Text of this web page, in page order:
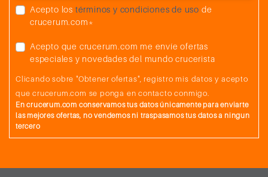
Acepto los términos y condiciones de uso de
crucerum.com*
Acepto que crucerum.com me envíe ofertas
especiales y novedades del mundo crucerista
Clicando sobre "Obtener ofertas", registro mis datos y acepto
que crucerum.com se ponga en contacto conmigo.
En crucerum.com conservamos tus datos únicamente para enviarte
las mejores ofertas, no vendemos ni traspasamos tus datos a ningun
tercero